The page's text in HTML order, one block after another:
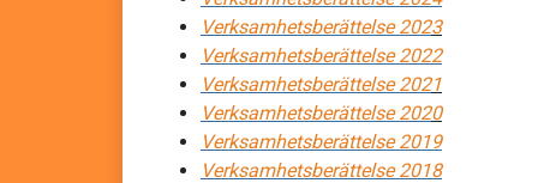
Verksamhetsberättelse 2023
Verksamhetsberättelse 2022
Verksamhetsberättelse 2021
Verksamhetsberättelse 2020
Verksamhetsberättelse 2019
Verksamhetsberättelse 2018